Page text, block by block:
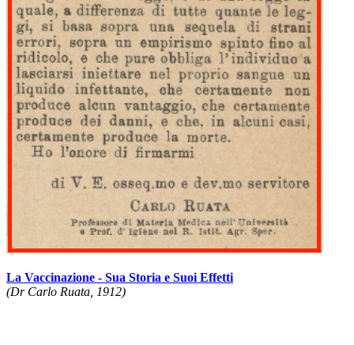
La Vaccinazione - Sua Storia e Suoi Effetti
(Dr Carlo Ruata, 1912)